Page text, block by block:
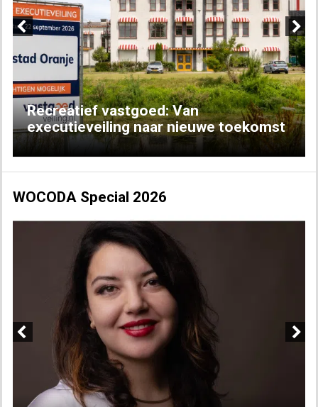
Recreatief vastgoed: Van
executieveiling naar nieuwe toekomst
Next
WOCODA Special 2026